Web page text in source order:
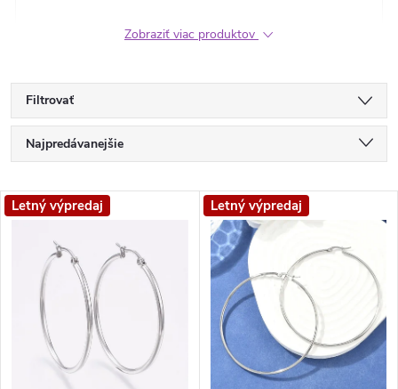
Zobraziť viac produktov
Filtrovať
R
a
Najpredávanejšie
Najdrahšie
Abecedne
V
Letný výpredaj Letný výpredaj